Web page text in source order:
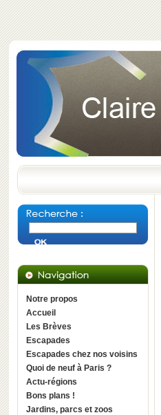
Notre propos
Accueil
Les Brèves
Escapades
Escapades chez nos voisins
Quoi de neuf à Paris ?
Actu-régions
Bons plans !
Jardins, parcs et zoos